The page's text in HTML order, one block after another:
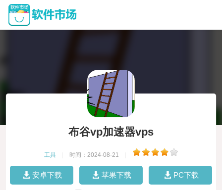
布谷vp加速器vps
工具 时间：2024-08-21
安卓下载 苹果下载 PC下载